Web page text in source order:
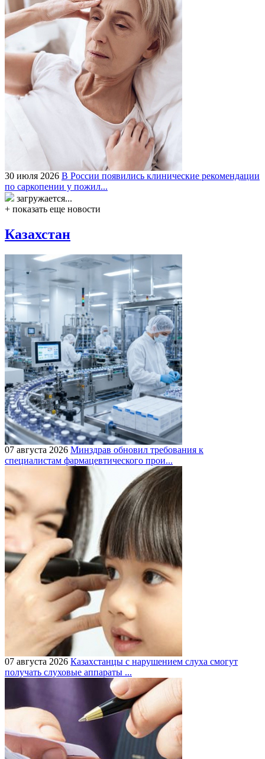
30 июля 2026 В России появились клинические рекомендации
по саркопении у пожил...
загружается...
+ показать еще новости
Казахстан
07 августа 2026 Минздрав обновил требования к
специалистам фармацевтического прои...
07 августа 2026 Казахстанцы с нарушением слуха смогут
получать слуховые аппараты ...